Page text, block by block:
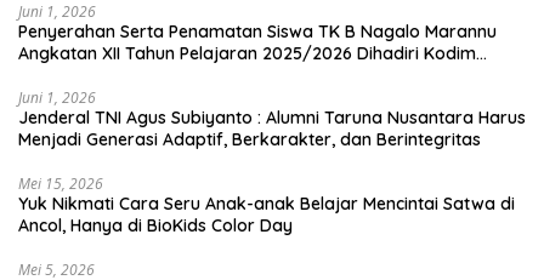
Juni 1, 2026
Penyerahan Serta Penamatan Siswa TK B Nagalo Marannu
Angkatan XII Tahun Pelajaran 2025/2026 Dihadiri Kodim
Juni 1, 2026
Jenderal TNI Agus Subiyanto : Alumni Taruna Nusantara Harus
Menjadi Generasi Adaptif, Berkarakter, dan Berintegritas
Mei 15, 2026
Yuk Nikmati Cara Seru Anak-anak Belajar Mencintai Satwa di
Ancol, Hanya di BioKids Color Day
Mei 5, 2026